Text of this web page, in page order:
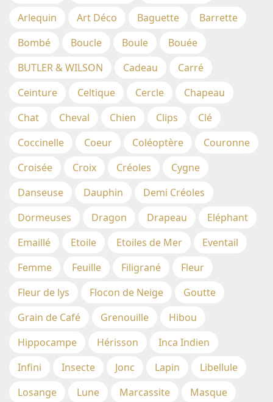
Arlequin
Art Déco Baguette
Barrette
Bombé
Boucle Boule
Bouée
BUTLER & WILSON
Cadeau
Carré
Ceinture
Celtique Cercle
Chapeau
Chat
Cheval Chien Clips
Clé
Coccinelle
Coeur Coléoptère
Couronne
Croisée
Croix Créoles
Cygne
Danseuse
Dauphin
Demi Créoles
Dormeuses
Dragon Drapeau
Eléphant
Emaillé
Etoile Etoiles de Mer
Eventail
Femme
Feuille Filigrané
Fleur
Fleur de lys
Flocon de Neige
Goutte
Grain de Café
Grenouille
Hibou
Hippocampe
Hérisson
Inca Indien
Infini
Insecte Jonc Lapin
Libellule
Losange
Lune Marcassite
Masque